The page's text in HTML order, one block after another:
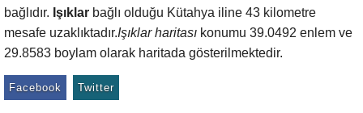
bağlıdır. Işıklar bağlı olduğu Kütahya iline 43 kilometre
mesafe uzaklıktadır.Işıklar haritası konumu 39.0492 enlem ve
29.8583 boylam olarak haritada gösterilmektedir.
Facebook Twitter